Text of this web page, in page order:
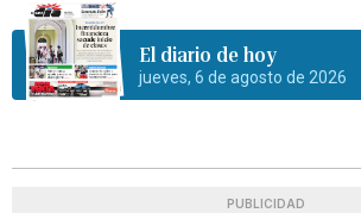
El diario de hoy
jueves, 6 de agosto de 2026
PUBLICIDAD